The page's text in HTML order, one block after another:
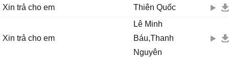
Xin trả cho em
Thiên Quốc
Xin trả cho em
Lê Minh
Báu,Thanh
Nguyên